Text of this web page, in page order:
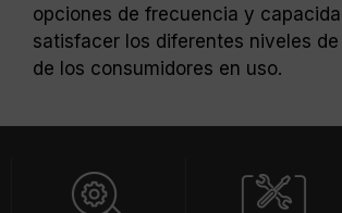
opciones de frecuencia y
satisfacer los diferentes niveles
de los consumidores en uso.